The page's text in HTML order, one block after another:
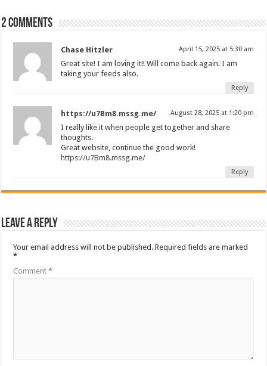
2 comments
Chase Hitzler April 15, 2025 at 5:30 am
Great site! I am loving it!! Will come back again. I am
taking your feeds also.
Reply
https://u7Bm8.mssg.me/ August 28, 2025 at 1:20 pm
I really like it when people get together and share
thoughts.
Great website, continue the good work!
https://u7Bm8.mssg.me/
Reply
Leave a Reply
Your email address will not be published. Required fields are marked
*
Comment*